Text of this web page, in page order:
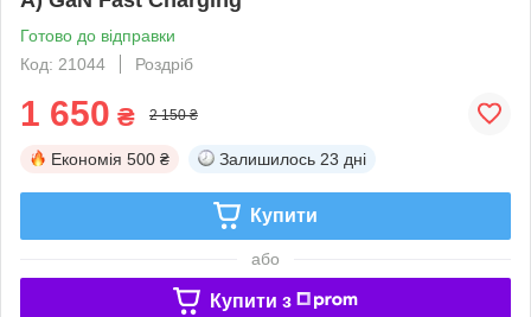
Готово до відправки
Код: 21044
Роздріб
1 650 ₴ 2 150 ₴
Економія 500 ₴ Залишилось 23 дні
Купити
або
Купити з